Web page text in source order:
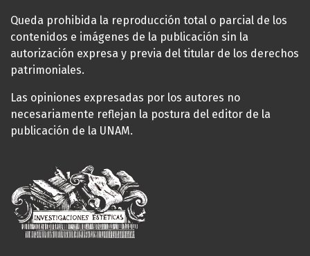
Queda prohibida la reproducción total o parcial de los
contenidos e imágenes de la publicación sin la
autorización expresa y previa del titular de los derechos
patrimoniales.
Las opiniones expresadas por los autores no
necesariamente reflejan la postura del editor de la
publicación de la UNAM.